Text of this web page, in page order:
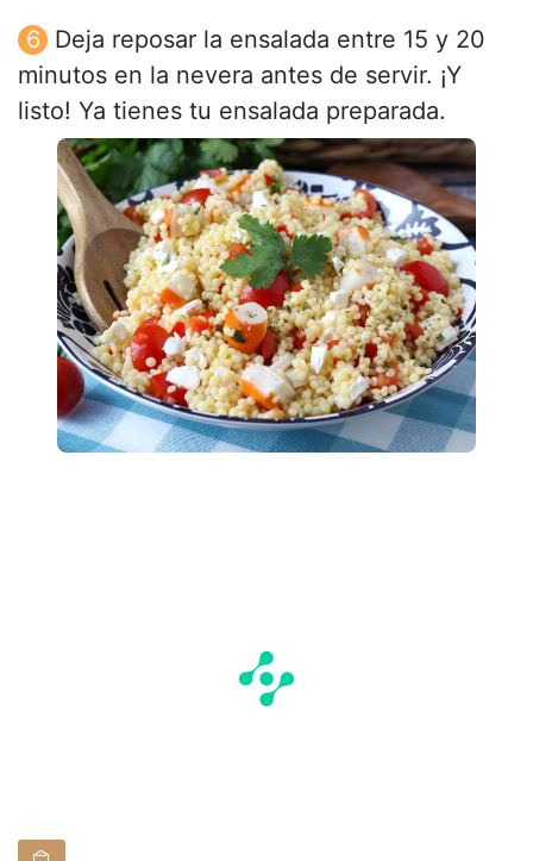
Deja reposar la ensalada entre 15 y 20
minutos en la nevera antes de servir. ¡Y
listo! Ya tienes tu ensalada preparada.